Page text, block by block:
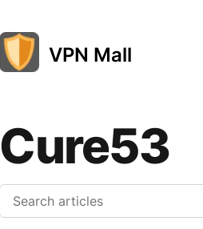
VPN Mall
Cure53